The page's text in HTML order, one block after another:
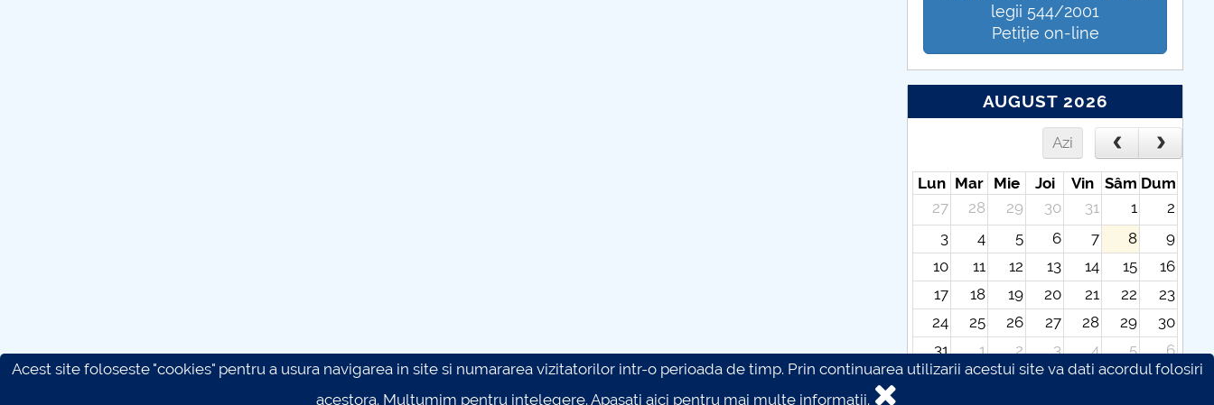
legii 544/2001
Petiție on-line
AUGUST 2026
Azi
Lun Mar Mie Joi Vin Sâm Dum
27
28 29 30 31 1
2
3
4 5 6 7 8
9
10
11 12 13 14 15
16
17
18 19 20 21 22
23
24
25 26 27 28 29
30
31
1 2 3 4 5
6
Acest site foloseste "cookies" pentru a usura navigarea in site si numararea vizitatorilor intr-o perioada de timp. Prin continuarea utilizarii acestui site va dati acordul folosiri
acestora. Multumim pentru intelegere.Apasati aici pentru mai multe informatii.